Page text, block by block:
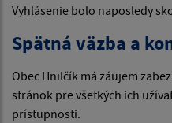
Vyhlásenie bolo naposledy
Spätná väzba a
Obec Hnilčík má záujem
stránok pre všetkých ich
prístupnosti.